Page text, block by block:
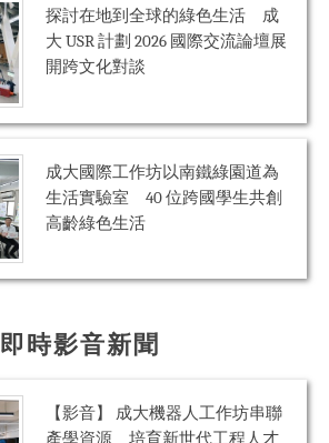
探討在地到全球的綠色生活 成
大 USR 計劃 2026 國際交流論壇展
開跨文化對談
成大國際工作坊以南鐵綠園道為
生活實驗室 40 位跨國學生共創
高齡綠色生活
即時影音新聞
【影音】 成大機器人工作坊串聯
產學資源 培育新世代工程人才